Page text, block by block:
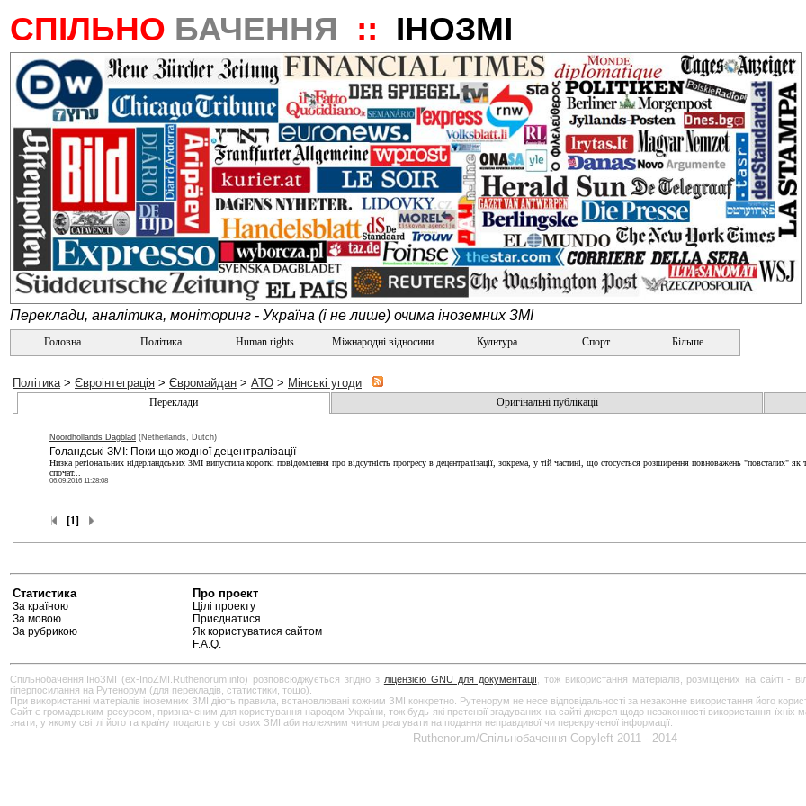
СПІЛЬНО БАЧЕННЯ :: ІНОЗМІ
Переклади, аналітика, моніторинг - Україна (і не лише) очима іноземних ЗМІ
Головна Політика Human rights Міжнародні відносини Культура Спорт Більше...
Політика> Євроінтеграція > Євромайдан > АТО > Мінські угоди
Переклади Оригінальні публікації
Noordhollands Dagblad (Netherlands, Dutch)
Голандські ЗМІ: Поки що жодної децентралізації
Низка регіональних нідерландських ЗМІ випустила короткі повідомлення про відсутність прогресу в децентралізації, зокрема, у тій частині, що стосується розширення повноважень "повсталих"
спочат...
06.09.2016 11:28:08
[1]
Статистика
За країною
За мовою
За рубрикою
Про проект
Цілі проекту
Приєднатися
Як користуватися сайтом
F.A.Q.
Спільнобачення.ІноЗМІ (ex-InoZMI.Ruthenorum.info) розповсюджується згідно з ліцензією GNU для документації, тож використання матеріалів, розміщених на сайті -
гіперпосилання на Рутенорум (для перекладів, статистики, тощо).
При використанні матеріалів іноземних ЗМІ діють правила, встановлювані кожним ЗМІ конкретно. Рутенорум не несе відповідальності за незаконне використання його
Сайт є громадським ресурсом, призначеним для користування народом України, тож будь-які претензії згадуваних на сайті джерел щодо незаконності використання їхніх
знати, у якому світлі його та країну подають у світових ЗМІ аби належним чином реагувати на подання неправдивої чи перекрученої інформації.
Ruthenorum/Спільнобачення Copyleft 2011 - 2014